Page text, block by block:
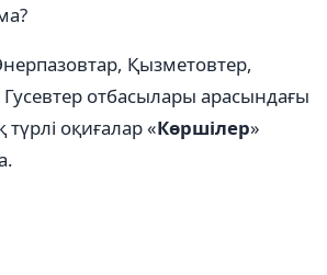
Қызметовтер,
отбасылары арасындағы
оқиғалар «Көршілер»